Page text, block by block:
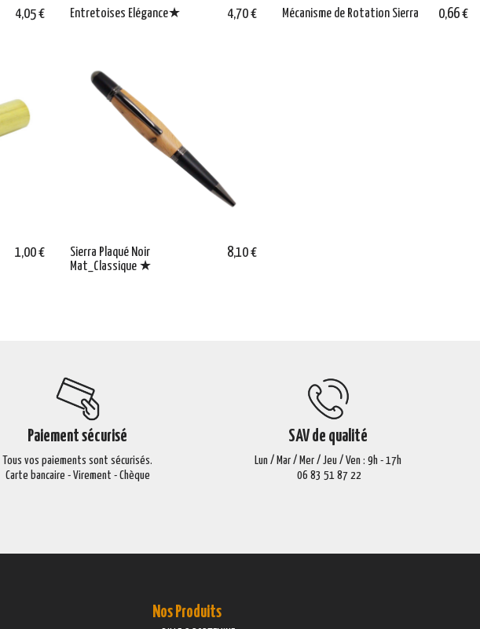
4,05 € Entretoises Elégance★ 4,70 € Mécanisme de Rotation Sierra 0,66 €
1,00 €
Sierra Plaqué Noir
Mat_Classique ★
8,10 €
Paiement sécurisé
Tous vos paiements sont sécurisés.
Carte bancaire - Virement - Chèque
SAV de qualité
Lun / Mar / Mer / Jeu / Ven : 9h - 17h
06 83 51 87 22
Nos Produits